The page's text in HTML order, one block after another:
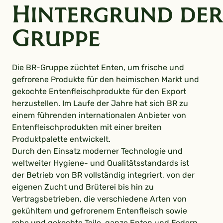
Hintergrund der
Gruppe
Die BR-Gruppe züchtet Enten, um frische und
gefrorene Produkte für den heimischen Markt und
gekochte Entenfleischprodukte für den Export
herzustellen. Im Laufe der Jahre hat sich BR zu
einem führenden internationalen Anbieter von
Entenfleischprodukten mit einer breiten
Produktpalette entwickelt.
Durch den Einsatz moderner Technologie und
weltweiter Hygiene- und Qualitätsstandards ist
der Betrieb von BR vollständig integriert, von der
eigenen Zucht und Brüterei bis hin zu
Vertragsbetrieben, die verschiedene Arten von
gekühltem und gefrorenem Entenfleisch sowie